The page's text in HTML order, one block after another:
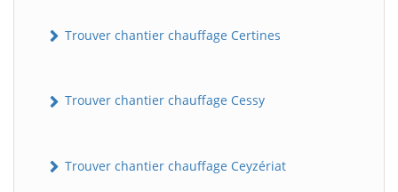
Trouver chantier chauffage Certines
Trouver chantier chauffage Cessy
Trouver chantier chauffage Ceyzériat